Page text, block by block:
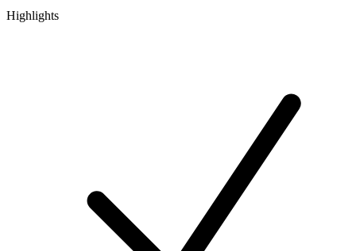
Highlights